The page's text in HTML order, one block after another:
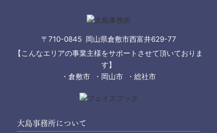
〒710-0845 岡山県倉敷市西富井629-77
【こんなエリアの事業主様をサポートさせて頂いておりま
す】
・倉敷市 ・岡山市 ・総社市
大島事務所について